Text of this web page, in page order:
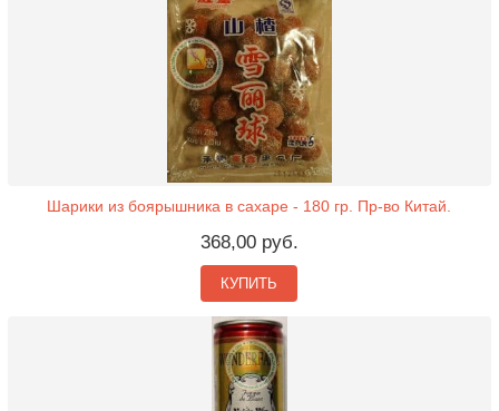
Шарики из боярышника в сахаре - 180 гр. Пр-во Китай.
368,00 руб.
КУПИТЬ